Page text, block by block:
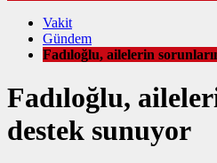
Vakit
Gündem
Fadıloğlu, ailelerin
Fadıloğlu,
destek sunuyor